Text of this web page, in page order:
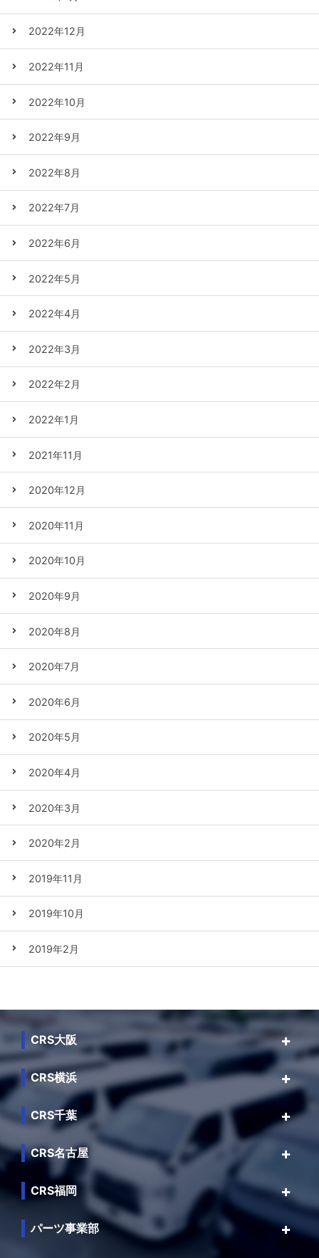
2022年12月
2022年11月
2022年10月
2022年9月
2022年8月
2022年7月
2022年6月
2022年5月
2022年4月
2022年3月
2022年2月
2022年1月
2021年11月
2020年12月
2020年11月
2020年10月
2020年9月
2020年8月
2020年7月
2020年6月
2020年5月
2020年4月
2020年3月
2020年2月
2019年11月
2019年10月
2019年2月
CRS大阪
CRS横浜
CRS千葉
CRS名古屋
CRS福岡
パーツ事業部